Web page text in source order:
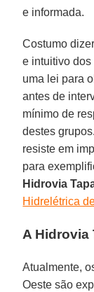
e informada.
Costumo
e intuitivo
uma lei para
antes de
mínimo de
destes
resiste em
para
Hidrovia
Hidrelétrica
A Hidrovia
Atualmente,
Oeste são